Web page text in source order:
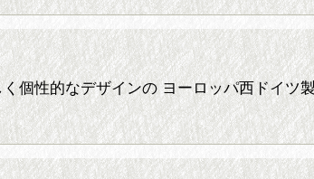
性的なデザインの ヨーロッパ西ドイツ